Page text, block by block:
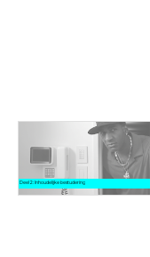
Deel 2: Inhoudelijke bestudering